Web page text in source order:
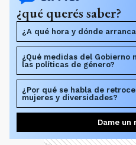
¿qué querés saber?
¿A qué hora y dónde
¿Qué medidas del Gobierno
las políticas de género?
¿Por qué se habla de
mujeres y diversidades?
Dame un